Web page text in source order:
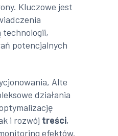
Kluczowe jest
technologii,
potencjalnych
Alte
działania
i rozwój treści,
efektów.